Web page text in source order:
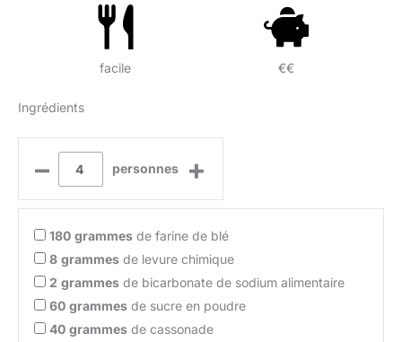
facile €€
Ingrédients
– personnes +
180 grammes de farine de blé
8 grammes de levure chimique
2 grammes de bicarbonate de sodium alimentaire
60 grammes de sucre en poudre
40 grammes de cassonade